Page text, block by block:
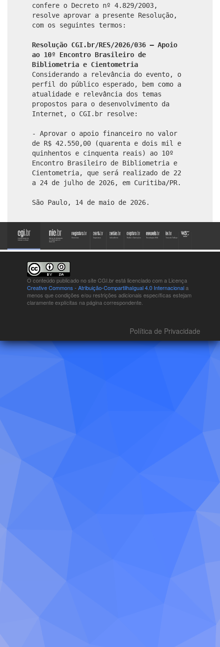
confere o Decreto nº 4.829/2003,
resolve aprovar a presente Resolução,
com os seguintes termos:
Resolução CGI.br/RES/2026/036 – Apoio
ao 10º Encontro Brasileiro de
Bibliometria e Cientometria
Considerando a relevância do evento, o
perfil do público esperado, bem como a
atualidade e relevância dos temas
propostos para o desenvolvimento da
Internet, o CGI.br resolve:
- Aprovar o apoio financeiro no valor
de R$ 42.550,00 (quarenta e dois mil e
quinhentos e cinquenta reais) ao 10º
Encontro Brasileiro de Bibliometria e
Cientometria, que será realizado de 22
a 24 de julho de 2026, em Curitiba/PR.
São Paulo, 14 de maio de 2026.
O conteúdo publicado no site CGI.br está licenciado com a Licença
Creative Commons - Atribuição-CompartilhaIgual 4.0 Internacionala
menos que condições e/ou restrições adicionais específicas estejam
claramente explícitas na página correspondente.
Política de Privacidade